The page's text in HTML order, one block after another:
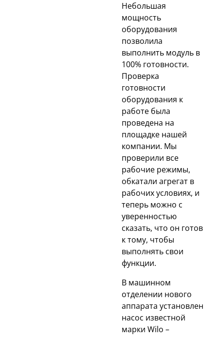
Небольшая
мощность
оборудования
позволила
выполнить модуль в
100% готовности.
Проверка
готовности
оборудования к
работе была
проведена на
площадке нашей
компании. Мы
проверили все
рабочие режимы,
обкатали агрегат в
рабочих условиях, и
теперь можно с
уверенностью
сказать, что он готов
к тому, чтобы
выполнять свои
функции.
В машинном
отделении нового
аппарата установлен
насос известной
марки Wilo –